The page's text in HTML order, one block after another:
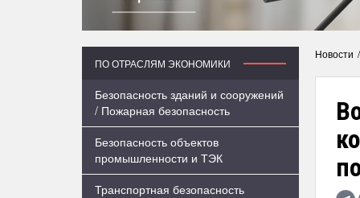
ПО ОТРАСЛЯМ ЭКОНОМИКИ
Безопасность зданий и сооружений
/ Пожарная безопасность
Безопасность объектов
промышленности и ТЭК
Транспортная безопасность
Новости